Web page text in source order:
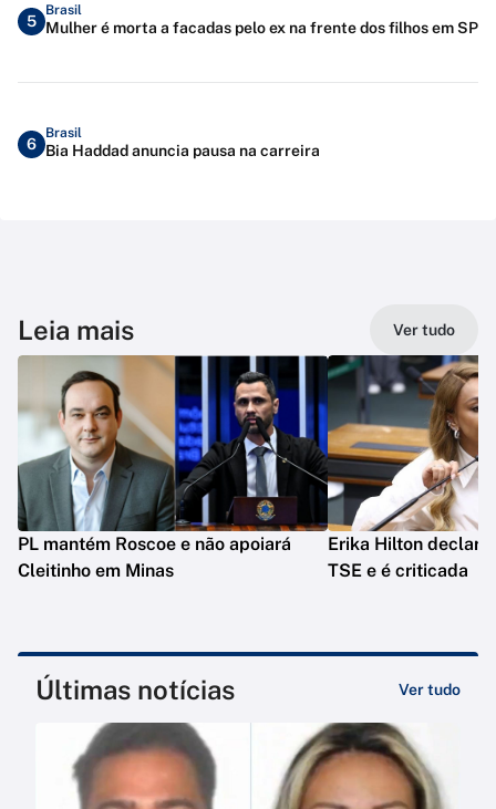
5
Brasil
Mulher é morta a facadas pelo ex na frente dos filhos em SP
6
Brasil
Bia Haddad anuncia pausa na carreira
Leia mais Ver tudo
PL mantém Roscoe e não apoiará
Cleitinho em Minas
Erika Hilton declara
TSE e é criticada
Últimas notícias Ver tudo